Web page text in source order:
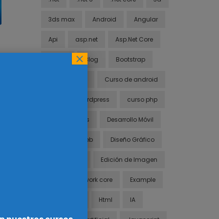
3ds max Android Angular
Api asp.net Asp.Net Core
Blog Bootstrap
Curso de android
Curso de Wordpress curso php
Cursos Gratis Desarrollo Móvil
Desarrollo Web Diseño Gráfico
Edición de Imagen
entity framework core Example
Html IA
×